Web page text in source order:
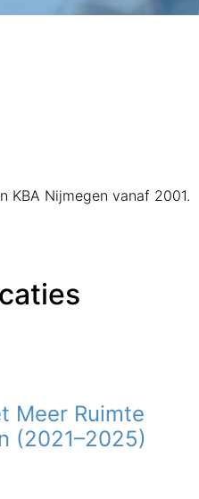
KBA Nijmegen vanaf 2001.
Meer Ruimte
(2021–2025)